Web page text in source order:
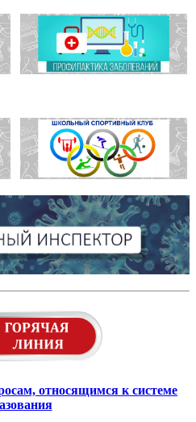
относящимся к системе